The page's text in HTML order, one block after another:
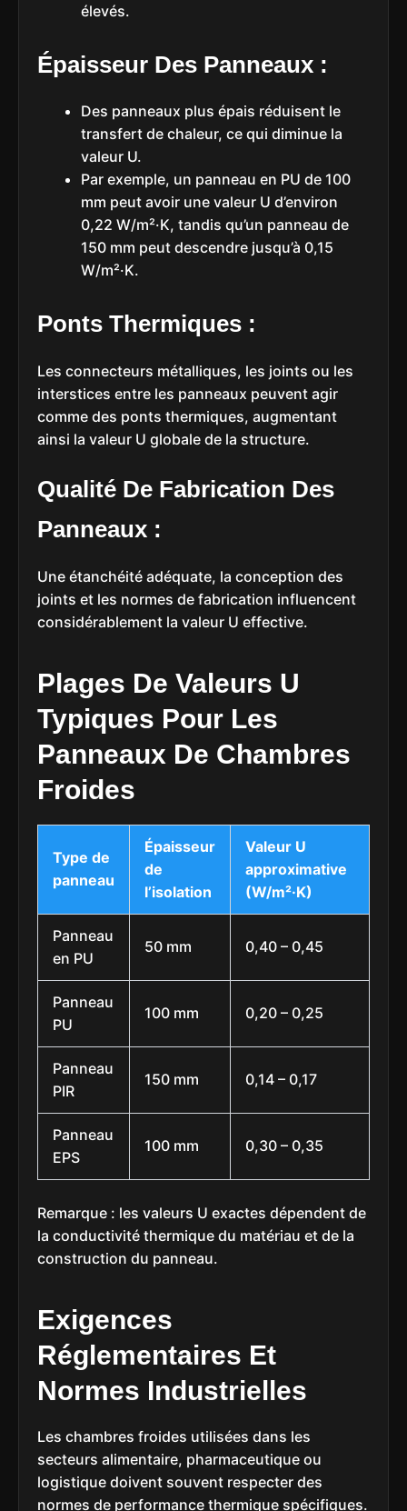
élevés.
Épaisseur Des Panneaux :
Des panneaux plus épais réduisent le
transfert de chaleur, ce qui diminue la
valeur U.
Par exemple, un panneau en PU de 100
mm peut avoir une valeur U d’environ
0,22 W/m²·K, tandis qu’un panneau de
150 mm peut descendre jusqu’à 0,15
W/m²·K.
Ponts Thermiques :
Les connecteurs métalliques, les joints ou les
interstices entre les panneaux peuvent agir
comme des ponts thermiques, augmentant
ainsi la valeur U globale de la structure.
Qualité De Fabrication Des
Panneaux :
Une étanchéité adéquate, la conception des
joints et les normes de fabrication influencent
considérablement la valeur U effective.
Plages De Valeurs U
Typiques Pour Les
Panneaux De Chambres
Froides
Type de
panneau
Épaisseur
de
l’isolation
Valeur U
approximative
(W/m²·K)
Panneau
en PU
50 mm 0,40 – 0,45
Panneau
PU
100 mm 0,20 – 0,25
Panneau
PIR
150 mm 0,14 – 0,17
Panneau
EPS
100 mm 0,30 – 0,35
Remarque : les valeurs U exactes dépendent de
la conductivité thermique du matériau et de la
construction du panneau.
Exigences
Réglementaires Et
Normes Industrielles
Les chambres froides utilisées dans les
secteurs alimentaire, pharmaceutique ou
logistique doivent souvent respecter des
normes de performance thermique spécifiques.